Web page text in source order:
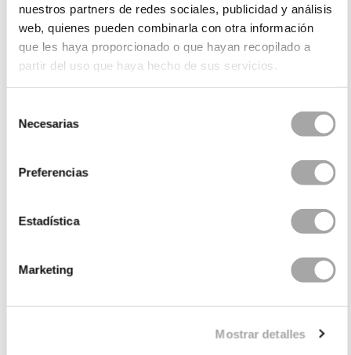
nuestros partners de redes sociales, publicidad y análisis
web, quienes pueden combinarla con otra información
que les haya proporcionado o que hayan recopilado a
partir del uso que haya hecho de sus servicios.
Necesarias
Preferencias
Estadística
Marketing
Mostrar detalles